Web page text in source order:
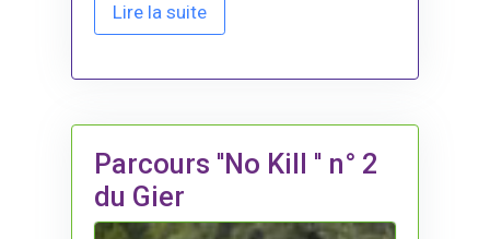
Lire la suite
Parcours ''No Kill '' n° 2
du Gier